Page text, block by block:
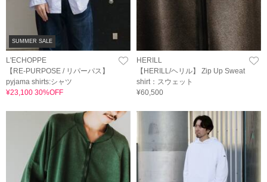
SUMMER SALE
L'ECHOPPE
【RE-PURPOSE / リパーパス】
pyjama shirts:シャツ
¥23,100 30%OFF
HERILL
【HERILL/ヘリル】 Zip Up Sweat
shirt：スウェット
¥60,500